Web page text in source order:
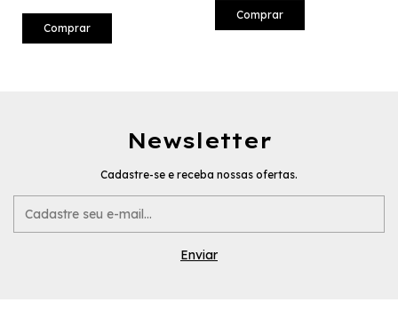
Comprar
Comprar
Newsletter
Cadastre-se e receba nossas ofertas.